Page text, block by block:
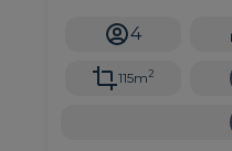
soleil et du bruit de la
4
115m2